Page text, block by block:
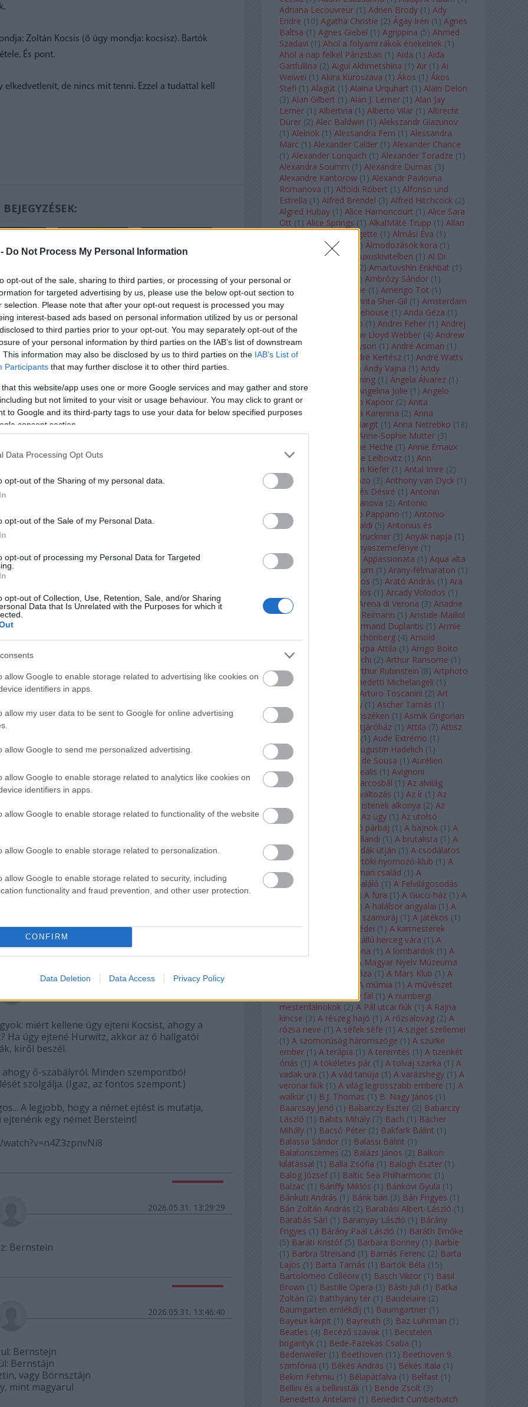
Do Not Process My Personal Information
opt-out of the sale, sharing to third parties, or processing of your personal or
for targeted advertising by us, please use the below opt-out section to
selection. Please note that after your opt-out request is processed you may
interest-based ads based on personal information utilized by us or personal
to third parties prior to your opt-out. You may separately opt-out of the
of your personal information by third parties on the IAB’s list of downstream
This information may also be disclosed by us to third parties on the IAB’s List of
Participants that may further disclose it to other third parties.
that this website/app uses one or more Google services and may gather and store
but not limited to your visit or usage behaviour. You may click to grant or
to Google and its third-party tags to use your data for below specified purposes
consent section.
Data Processing Opt Outs
opt-out of the Sharing of my personal data.
opt-out of the Sale of my Personal Data.
opt-out of processing my Personal Data for Targeted
opt-out of Collection, Use, Retention, Sale, and/or Sharing
Data that Is Unrelated with the Purposes for which it
allow Google to enable storage related to advertising like cookies on
identifiers in apps.
allow my user data to be sent to Google for online advertising
allow Google to send me personalized advertising.
allow Google to enable storage related to analytics like cookies on
identifiers in apps.
allow Google to enable storage related to functionality of the website
allow Google to enable storage related to personalization.
allow Google to enable storage related to security, including
functionality and fraud prevention, and other user protection.
CONFIRM
Data Deletion Data Access Privacy Policy
Zoltán Kocsis (ő úgy mondja: kocsisz). Bartók
És pont.
de nincs mit tenni. Ezzel a tudattal kell
után Kilencven! Fenyő Miklós utca
TRACKBACK CÍME:
trackback/id/19110803
esetén forduljon a blog szerkesztőjéhez. Részletek a
tájékoztatóban
is adok neki. De tényleg, ezen a szinten
Kocsis nevét? És pl. Ginastera sem jött
tudja (???) hogy a katalán kiejtés az igazi,
Tudom, nem ez a lényeg, de ha már
dolgokról színvonalasan, igazán nem kéne
egy-két kattot a neten.
2026.05.30. 17:24:39
a kérdésben elég megátalkodott.
Válasz erre
2026.05.30. 21:20:53
hiszem, én is ott voltam :)
2026.05.31. 06:02:11
2026.05.31. 10:48:28
miért kellene úgy ejteni Kocsist, ahogy a
Ha úgy ejtené Hurwitz, akkor az ő hallgatói
kiről beszél.
ő-szabályról. Minden szempontból
szolgálja. (Igaz, az fontos szempont.)
A legjobb, hogy a német ejtést is mutatja,
ejtenénk egy német Bersteint!
2026.05.31. 13:29:29
: Bernstein
2026.05.31. 13:46:40
Bernstejn
Bernstájn
vagy Börnsztájn
mint magyarul
Adriana Lecouvreur (1 ) Adrien Brody (1 ) Ady
Endre (10) Agatha Christie (2) Ágay Irén (1 ) Agnes
Baltsa (1 ) Agnes Giebel (1 ) Agrippina (5) Ahmed
Szadavi (1 ) Ahol a folyami rákok énekelnek (1 )
Ahol a nap felkel Párizsban (1 ) Aida (1 ) Aida
Garifullina (2) Aigul Akhmetshina (1 ) Air (1 ) Ai
Weiwei (1 ) Akira Kuroszava (1 ) Ákos (1 ) Ákos
Stefi (1 ) Alagút (1 ) Alaina Urquhart (1 ) Alain Delon
(3) Alan Gilbert (1 ) Alan J. Lerner (1 ) Alan Jay
Lerner (1 ) Albertina (1 ) Alberto Vilar (1 ) Albrecht
Dürer (2) Alec Baldwin (1 ) Alekszandr Glazunov
(1 ) Alelnök (1 ) Alessandra Ferri (1 ) Alessandra
Marc (1 ) Alexander Calder (1 ) Alexander Chance
(1 ) Alexander Lonquich (1 ) Alexander Toradze (1 )
Alexandra Soumm (1 ) Alexandre Dumas (3)
Alexandre Kantorow (1 ) Alexandr Pavlovna
Romanova (1 ) Alföldi Róbert (1 ) Alfonso und
Estrella (1 ) Alfred Brendel (3) Alfred Hitchcock (2)
Algred Hubay (1 ) Alice Harnoncourt (1 ) Alice Sara
Ott (1 ) Alice Springs (1 ) AlkalMáté Trupp (1 ) Allan
Clayton (1) Allen Midgette (1 ) Almási Éva (1 )
Almásy László Ede
) Álmodozások kora (1 )
(1 Álom luxuskivitelben (1 ) Al Di
2) Amartuvshin Enkhbat (1 )
Ambroise Thomas
) Ambrózy Sándor (1 )
Ambrus Kyri
Amélie (1 ) Amerigo Tot (1 )
Amikor Galéria
Amrita Sher-Gil (1 ) Amsterdam
Baroque
Amy Winehouse (1 ) Anda Géza (1 )
Andrea del Verrocchio (1 ) Andrei Feher (1 ) Andrej
Tarkovszkij
Andrew Lloyd Webber (4) Andrew
Staples
Andrew Tyson (1 ) André Aciman (1 )
André Chenier
André Kertész (1 ) André Watts
) Andy Vajna (1 ) Andy
Anette Bening (1 ) Ángela Álvarez (1 )
Angela Lansbury
Angelina Jolie (1 ) Angelo
Badalamenti
Anish Kapoor (2) Anita
Rachvelishvili
Anna Karenina (2) Anna
Anna Margit (1 ) Anna Netrebko (18)
Anna Vinnitskaya
Anne-Sophie Mutter (3)
Anne Heche (1 ) Annie Ernaux
1) Annie Hall Annie Leibovitz (1 ) Ann
Anselm Kiefer (1 ) Antal Imre (2)
Anthony Roth Costanzo (3) Anthony van Dyck (1 )
Antinous
Antoine és Désiré (1 ) Antonin
Antonio Canova (2) Antonio
Margheriti
Antonio Pappano (1 ) Antonio
Salieri
Antonio Vivaldi (5) Antonius és
Anton Bruckner (3) Anyák napja (1 )
Anyaszemefénye (1 )
Apokalipszis most
Appassionata (1 ) Aqua alta
(1) Aquileia Aquincum (1 ) Arany-félmaraton (1 )
Arany János (5) Arató András (1 ) Ara
Arcadi Volodos (1 ) Arcady Volodos (1 )
Arcangelo Corelli
Arena di Verona (3) Ariadne
auf Naxos
Aribert Reimann (1 ) Aristide Maillol
Armand Duplantis (1 ) Armie
Hammer
Arnold Schönberg (4) Arnold
Árpa Attila (1 ) Arrigo Boito
) Artemisia Gentileschi (2) Arthur Ransome (1 )
Arthur Rimbaud
Arthur Rubinstein (8) Artphoto
Galéria
Arturo Benedetti Michelangeli (1 )
Arturo Toscanini (2) Art
Garfunkel
Art Shay (1 ) Ascher Tamás (1 )
Ascher Tamás Háromszéken (1 ) Asmik Grigorian
(2) Átjáróház (1 ) Attila (7) Attisz
(1 ) Aude Extrémo (1 )
Audrey Hepburn
Augustin Hadelich (1 )
Aurelianus
Aurelia de Sousa (1 ) Aurélien
Pascal
Aurora borealis (1 ) Avignoni
szerelmesek
Az álarcosbál (1 ) Az alvilág
Az átváltozás (1 ) Az ír (1 ) Az
isenheimi oltár
Az istenek alkonya (2) Az
olvasás éjszakája
Az ügy (1 ) Az utolsó
mohikán
Az utolsó párbaj (1 ) A bajnok (1 ) A
A bolygó hollandi (1 ) A brutalista (1 ) A
Chorus Line
A csodák útján (1 ) A csodálatos
mandarin
A csütörtöki nyomozó-klub (1 ) A
doktor úr
A Fabelman család (1 ) A
félkegyelmű
A feltaláló (1 ) A Felvilágosodás
) A fura (1 ) A Gucci-ház (1 ) A
) A halálsor angyalai (1 ) A
A hét szamuráj (1 ) A játékos (1 )
A karmeliták párbeszédei (1 ) A karmesterek
A kékszakállú herceg vára (1 ) A
A korona (1 ) A lombardok (1 ) A
A Magyar Nyelv Múzeuma
A Magyar Zene Háza (1 ) A Mars Klub (1 ) A
A múmia (1 ) A művészet
A nagy fal (1 ) A nürnbergi
mesterdalnokok (2) A Pál utcai fiúk (1 ) A Rajna
kincse (3) A részeg hajó (1 ) A rózsalovag (2) A
rózsa neve (1 ) A séfek séfe (1 ) A sziget szellemei
(1 ) A szomorúság háromszöge (1 ) A szürke
ember (1 ) A terápia (1 ) A teremtés (1 ) A tizenkét
óriás (1 ) A tökéletes pár (1 ) A tolvaj szarka (1 ) A
vadak ura (1 ) A vád tanúja (1 ) A varázshegy (1 ) A
veronai fiúk (1 ) A világ legrosszabb embere (1 ) A
walkür (1 ) B.J. Thomas (1 ) B. Nagy János (1 )
Baarcsay Jenő (1 ) Babarczy Eszter (2) Babarczy
László (1 ) Babits Mihály (7) Bach (1 ) Bächer
Mihály (1 ) Bacsó Péter (2) Bakfark Bálint (1 )
Balassa Sándor (1 ) Balassi Bálint (1 )
Balatonszemes (2) Balázs János (2) Balkon
kilátással (1 ) Balla Zsófia (1 ) Balogh Eszter (1 )
Balog József (1 ) Baltic Sea Philharmonic (1 )
Balzac (1 ) Bánffy Miklós (1 ) Bánkövi Gyula (1 )
Bánkuti András (1 ) Bánk bán (3) Bán Frigyes (1 )
Bán Zoltán András (2) Barabási Albert-László (1 )
Barabás Sári (1 ) Baranyay László (1 ) Bárány
Frigyes (1 ) Bárány Paál László (1 ) Baráth Emőke
(5) Baráti Kristóf (5) Barbara Bonney (1 ) Barbie
(1 ) Barbra Streisand (1 ) Barnás Ferenc (2) Barta
Lajos (1 ) Barta Tamás (1 ) Bartók Béla (15)
Bartolomeo Colleoni (1 ) Basch Viktor (1 ) Basil
Brown (1 ) Bastille Opera (3) Básti Juli (1 ) Batka
Zoltán (2) Batthyány tér (1 ) Baudelaire (2)
Baumgarten emlékdíj (1 ) Baumgartner (1 )
Bayeux kárpit (1 ) Bayreuth (3) Baz Luhrman (1 )
Beatles (4) Becéző szavak (1 ) Becstelen
brigantyk (1 ) Bede-Fazekas Csaba (1 )
Bedenweiler (1 ) Beethoven (11 ) Beethoven 9.
szimfónia (1 ) Békés András (1 ) Békés Itala (1 )
Bekim Fehmiu (1 ) Bélapátfalva (1 ) Belfast (1 )
Bellini és a bellinisták (1 ) Bende Zsolt (3)
Benedetto Antelami (1 ) Benedict Cumberbatch